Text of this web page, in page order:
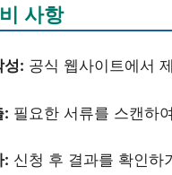
사항
성: 공식 웹사이트에서
: 필요한 서류를 스캔하
: 신청 후 결과를 확인하